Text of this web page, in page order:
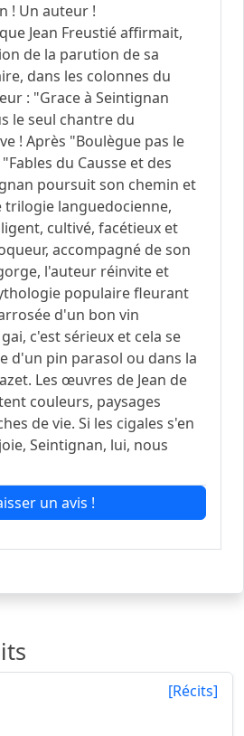
! Un auteur !
Jean Freustié affirmait,
de la parution de sa
dans les colonnes du
: "Grace à Seintignan
le seul chantre du
! Après "Boulègue pas le
du Causse et des
poursuit son chemin et
trilogie languedocienne,
cultivé, facétieux et
accompagné de son
l'auteur réinvite et
populaire fleurant
d'un bon vin
c'est sérieux et cela se
d'un pin parasol ou dans la
Les œuvres de Jean de
couleurs, paysages
de vie. Si les cigales s'en
Seintignan, lui, nous
un avis !
[Récits]